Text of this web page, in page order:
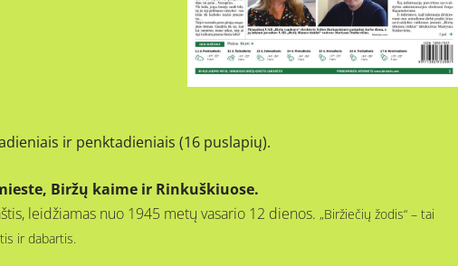
ir penktadieniais (16 puslapių).
Biržų kaime ir Rinkuškiuose.
leidžiamas nuo 1945 metų vasario 12 dienos. „Biržiečių žodis“ – tai
ir dabartis.